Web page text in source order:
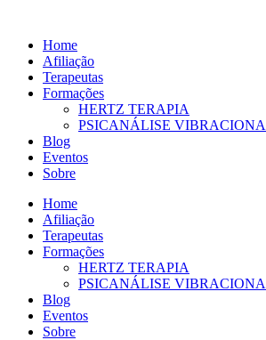
conteúdo
Home
Afiliação
Terapeutas
Formações
HERTZ TERAPIA
PSICANÁLISE
Blog
Eventos
Sobre
Home
Afiliação
Terapeutas
Formações
HERTZ TERAPIA
PSICANÁLISE
Blog
Eventos
Sobre